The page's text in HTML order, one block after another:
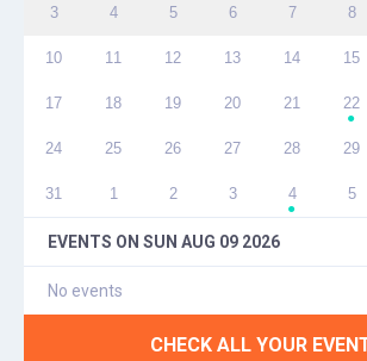
3 4 5 6 7 8
10 11 12 13 14 15
17 18 19 20 21 22
●
24 25 26 27 28 29
31 1 2 3 4
●
5
EVENTS ON SUN AUG 09 2026
No events
CHECK ALL YOUR